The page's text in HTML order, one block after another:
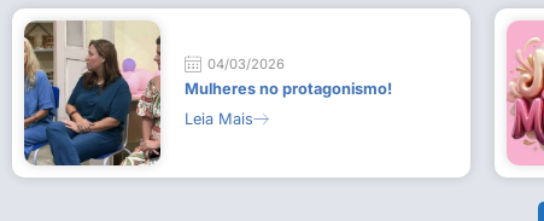
04/03/2026
Mulheres no protagonismo!
Leia Mais